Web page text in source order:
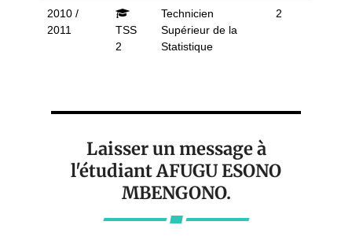
2010 /
2011
TSS
2
Technicien
Supérieur de la
Statistique
2
Laisser un message à
l'étudiant AFUGU ESONO
MBENGONO.